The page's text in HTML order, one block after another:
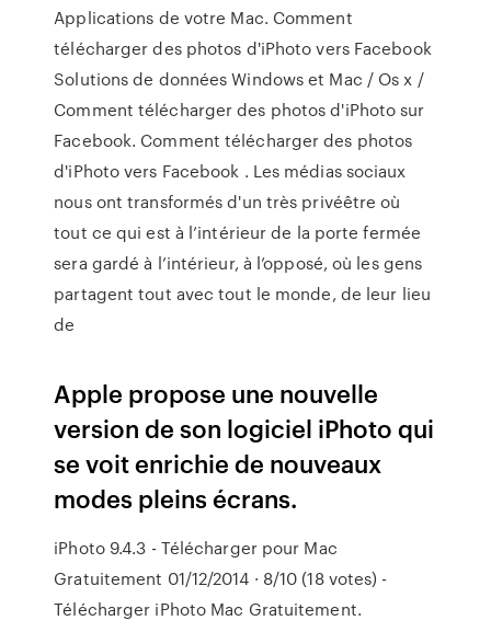
Applications de votre Mac. Comment
télécharger des photos d'iPhoto vers Facebook
Solutions de données Windows et Mac / Os x /
Comment télécharger des photos d'iPhoto sur
Facebook. Comment télécharger des photos
d'iPhoto vers Facebook . Les médias sociaux
nous ont transformés d'un très privéêtre où
tout ce qui est à l’intérieur de la porte fermée
sera gardé à l’intérieur, à l’opposé, où les gens
partagent tout avec tout le monde, de leur lieu
de
Apple propose une nouvelle
version de son logiciel iPhoto qui
se voit enrichie de nouveaux
modes pleins écrans.
iPhoto 9.4.3 - Télécharger pour Mac
Gratuitement 01/12/2014 · 8/10 (18 votes) -
Télécharger iPhoto Mac Gratuitement.